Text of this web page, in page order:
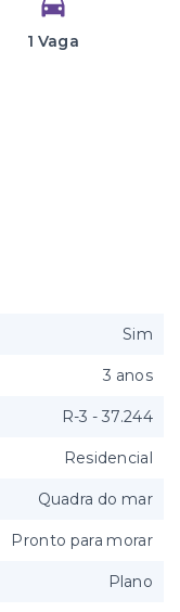
1 Vaga
Sim
3 anos
R-3 - 37.244
Residencial
Quadra do mar
Pronto para morar
Plano